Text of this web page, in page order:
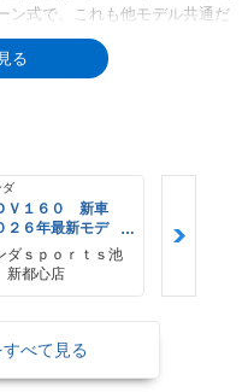
ン式で、これも他モデル共通だ
ーターサイクルズ）は、英国の
バイクメーカー。そのため、オ
、ざまざまなメーカーからパー
する、という方針から。
る
ダ
Ｖ１６０ 新車
２６年最新モデ
ールスモーキー
ー スマートキ
９Ｌメットイ
ダｓｐｏｒｔｓ池
都心店
べて見る